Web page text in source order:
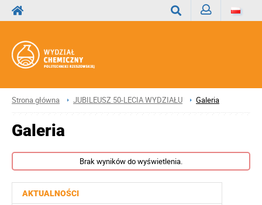
Strona główna JUBILEUSZ 50-LECIA WYDZIAŁU Galeria
AKTUALNOŚCI
Galeria
Brak wyników do wyświetlenia.